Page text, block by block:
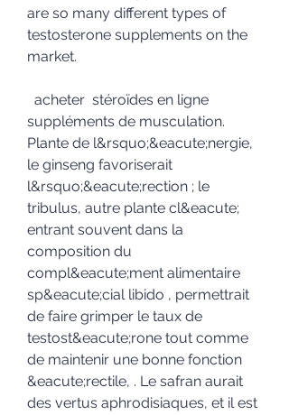
are so many different types of
testosterone supplements on the
market.
suppléments de musculation.
Plante de l&rsquo;&eacute;nergie,
le ginseng favoriserait
l&rsquo;&eacute;rection ; le
tribulus, autre plante cl&eacute;
entrant souvent dans la
composition du
compl&eacute;ment alimentaire
sp&eacute;cial libido , permettrait
de faire grimper le taux de
testost&eacute;rone tout comme
de maintenir une bonne fonction
&eacute;rectile, . Le safran aurait
des vertus aphrodisiaques, et il est